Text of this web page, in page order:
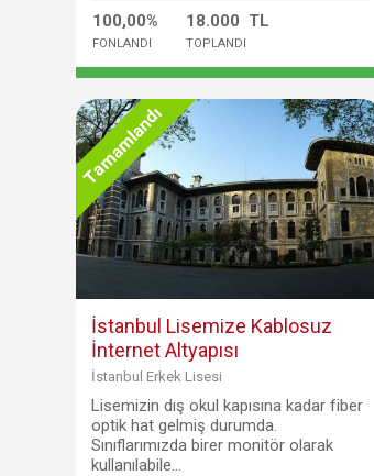
100,00%
FONLANDI
18.000 TL
TOPLANDI
Tamamlandı
İstanbul Lisemize Kablosuz
İnternet Altyapısı
İstanbul Erkek Lisesi
Lisemizin dış okul kapısına kadar fiber
optik hat gelmiş durumda.
Sınıflarımızda birer monitör olarak
kullanılabile...